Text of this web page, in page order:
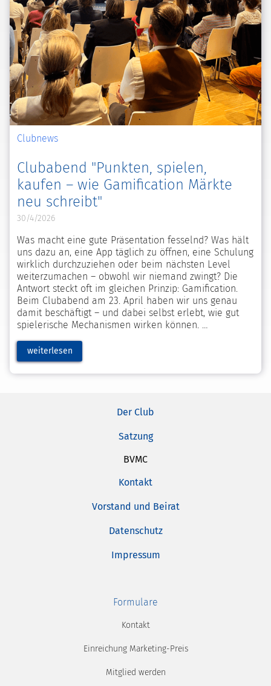
Clubnews
Clubabend "Punkten, spielen,
kaufen – wie Gamification Märkte
neu schreibt"
30/4/2026
Was macht eine gute Präsentation fesselnd? Was hält
uns dazu an, eine App täglich zu öffnen, eine Schulung
wirklich durchzuziehen oder beim nächsten Level
weiterzumachen – obwohl wir niemand zwingt? Die
Antwort steckt oft im gleichen Prinzip: Gamification.
Beim Clubabend am 23. April haben wir uns genau
damit beschäftigt – und dabei selbst erlebt, wie gut
spielerische Mechanismen wirken können.
weiterlesen
Der Club
Satzung
BVMC
Kontakt
Vorstand und Beirat
Datenschutz
Impressum
Formulare
Kontakt
Einreichung Marketing-Preis
Mitglied werden